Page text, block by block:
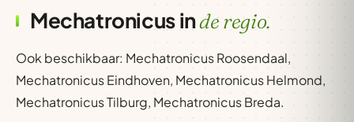
Mechatronicus inde regio.
Ook beschikbaar: Mechatronicus Roosendaal,
Mechatronicus Eindhoven, Mechatronicus Helmond,
Mechatronicus Tilburg, Mechatronicus Breda.